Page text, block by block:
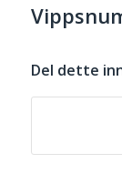
Del dette